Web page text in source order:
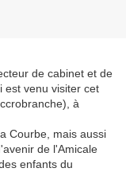
de cabinet et de
est venu visiter cet
à
Courbe, mais aussi
de l'Amicale
enfants du